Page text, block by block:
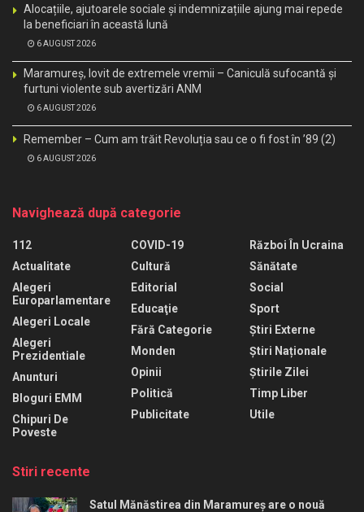
Alocațiile, ajutoarele sociale și indemnizațiile ajung mai repede
la beneficiari în această lună
6 AUGUST 2026
Maramureș, lovit de extremele vremii – Caniculă sufocantă și
furtuni violente sub avertizări ANM
6 AUGUST 2026
Remember – Cum am trăit Revoluția sau ce o fi fost în ’89 (2)
6 AUGUST 2026
Navighează după categorie
112
Actualitate
Alegeri
Europarlamentare
Alegeri Locale
Alegeri
Prezidentiale
Anunturi
Bloguri EMM
Chipuri De
Poveste
COVID-19
Cultură
Editorial
Educaţie
Fără Categorie
Monden
Opinii
Politică
Publicitate
Război În Ucraina
Sănătate
Social
Sport
Știri Externe
Știri Naționale
Știrile Zilei
Timp Liber
Utile
Stiri recente
Satul Mănăstirea din Maramureș are o nouă